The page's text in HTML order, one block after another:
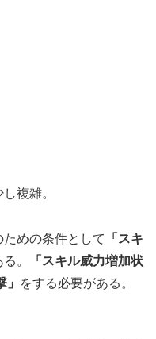
複雑。
めの条件として 「スキ
。
「スキル威力増加状
をする必要がある。